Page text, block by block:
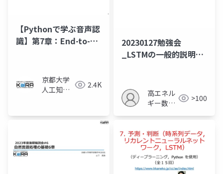
【Pythonで学ぶ音声認
識】第7章：End-to-
京都大学
人工知能
2.4K
20230127勉強会
_LSTMの一般的説明部
高エネル
ギー数値
>100